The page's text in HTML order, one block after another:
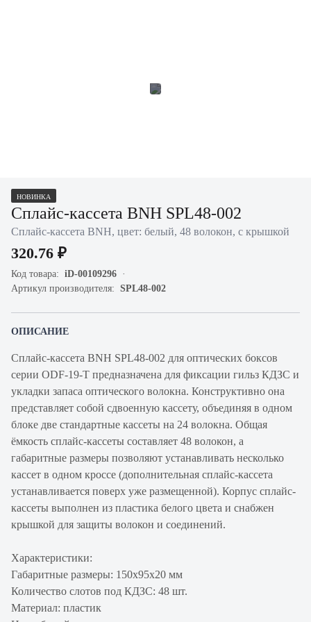
НОВИНКА
Сплайс-кассета BNH SPL48-002
Сплайс-кассета BNH, цвет: белый, 48 волокон, с крышкой
320.76 ₽
Код товара: iD-00109296
Артикул производителя: SPL48-002
ОПИСАНИЕ
Сплайс-кассета BNH SPL48-002 для оптических боксов
серии ODF-19-T предназначена для фиксации гильз КДЗС и
укладки запаса оптического волокна. Конструктивно она
представляет собой сдвоенную кассету, объединяя в одном
блоке две стандартные кассеты на 24 волокна. Общая
ёмкость сплайс-кассеты составляет 48 волокон, а
габаритные размеры позволяют устанавливать несколько
кассет в одном кроссе (дополнительная сплайс-кассета
устанавливается поверх уже размещенной). Корпус сплайс-
кассеты выполнен из пластика белого цвета и снабжен
крышкой для защиты волокон и соединений.
Характеристики:
Габаритные размеры: 150х95х20 мм
Количество слотов под КДЗС: 48 шт.
Материал: пластик